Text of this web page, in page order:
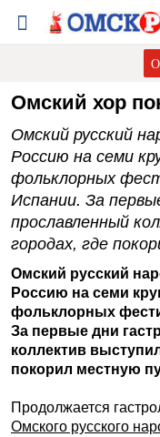
Омский хор
Омский русский
Россию на семи
фольклорных
Испании. За
прославленный
городах, где
Омский русский
Россию на семи
фольклорных
За первые дни
коллектив
покорил местную
Продолжается
Омского русского